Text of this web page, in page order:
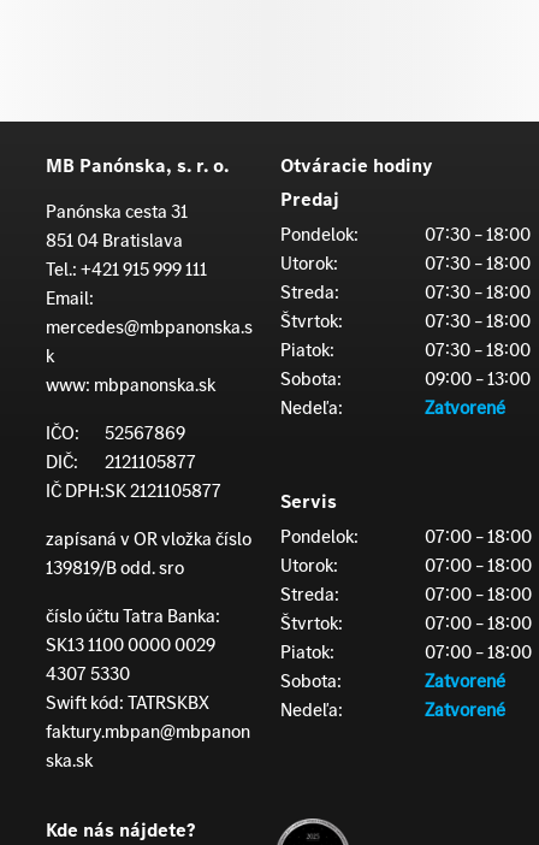
MB Panónska, s. r. o.
Panónska cesta 31
851 04 Bratislava
Tel.:+421 915 999 111
Email:
mercedes@mbpanonska.s
k
www: mbpanonska.sk
IČO:
52567869
DIČ:
2121105877
IČ DPH:SK 2121105877
zapísaná v OR vložka číslo
139819/B odd. sro
číslo účtu Tatra Banka:
SK13 1100 0000 0029
4307 5330
Swift kód: TATRSKBX
faktury.mbpan@mbpanon
ska.sk
Otváracie hodiny
Predaj
Pondelok:
07:30 – 18:00
Utorok:
07:30 – 18:00
Streda:
07:30 – 18:00
Štvrtok:
07:30 – 18:00
Piatok:
07:30 – 18:00
Sobota:
09:00 – 13:00
Nedeľa:
Zatvorené
Servis
Pondelok:
07:00 – 18:00
Utorok:
07:00 – 18:00
Streda:
07:00 – 18:00
Štvrtok:
07:00 – 18:00
Piatok:
07:00 – 18:00
Sobota:
Zatvorené
Nedeľa:
Zatvorené
Kde nás nájdete?